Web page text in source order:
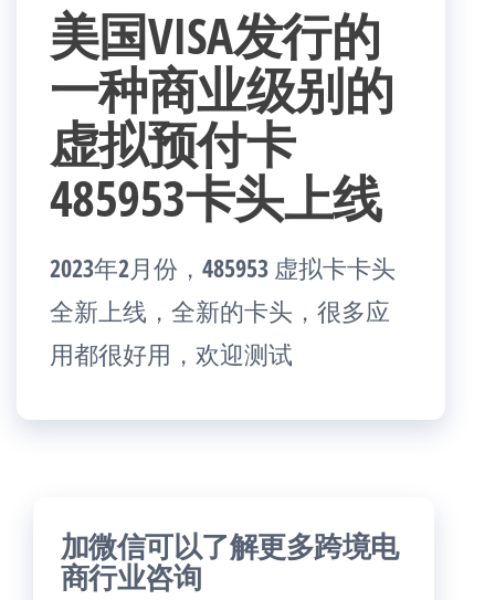
美国VISA发行的
一种商业级别的
虚拟预付卡
485953卡头上线
2023年2月份，485953 虚拟卡卡头
全新上线，全新的卡头，很多应
用都很好用，欢迎测试
加微信可以了解更多跨境电
商行业咨询